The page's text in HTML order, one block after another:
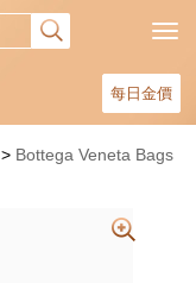
每日金價
Bottega Veneta Bags